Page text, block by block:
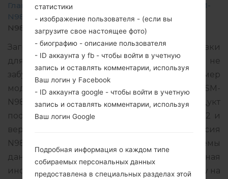
Главная →Galaxy Note 20 Ultra 5G
SamsungSM-
N986B →SM-
N986B_1_20201223171035_j4p9axwhdp_fac.zip
Загрузите последнее обновление прошивки
для Samsung Galaxy Note 20 Ultra 5G, но не
забудьте проверить, соответствует ли номер
модели вашего смартфона указанному SM-
N986B. Код прошивки HUI для ITALY. Продукт
поставляется с версией PDA N986BXXS1CUA2 и
версия CSC N986BOXM1CTL5, MODEM версия
N986BXXU1CTL5. Версия операционной системы
данной прошивки Android R 11. Подробная
инструкция, как прошить стоковую прошивку на
статистики
- изображение пользователя - (если вы
загрузите свое настоящее фото)
- биографию - описание пользователя
- ID аккаунта у fb - чтобы войти в учетную
запись и оставлять комментарии, используя
Ваш логин у Facebook
- ID аккаунта google - чтобы войти в учетную
запись и оставлять комментарии, используя
Ваш логин Google
Подробная информация о каждом типе
собираемых персональных данных
предоставлена в специальных разделах этой